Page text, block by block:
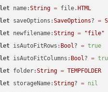
let name:String = file. HTML
let saveOptions:SaveOptions? =
let newfilename:String =
"file"
let isAutoFitRows: Bool? = true
let isAutoFitColumns: Bool? =
let folder:String = TEMPFOLDER
let storageName:String? = nil